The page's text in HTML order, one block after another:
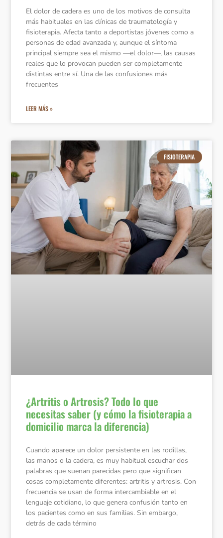
El dolor de cadera es uno de los motivos de consulta
más habituales en las clínicas de traumatología y
fisioterapia. Afecta tanto a deportistas jóvenes como a
personas de edad avanzada y, aunque el síntoma
principal siempre sea el mismo —el dolor—, las causas
reales que lo provocan pueden ser completamente
distintas entre sí. Una de las confusiones más
frecuentes
LEER MÁS »
FISIOTERAPIA
¿Artritis o Artrosis? Todo lo que
necesitas saber (y cómo la fisioterapia a
domicilio marca la diferencia)
Cuando aparece un dolor persistente en las rodillas,
las manos o la cadera, es muy habitual escuchar dos
palabras que suenan parecidas pero que significan
cosas completamente diferentes: artritis y artrosis. Con
frecuencia se usan de forma intercambiable en el
lenguaje cotidiano, lo que genera confusión tanto en
los pacientes como en sus familias. Sin embargo,
detrás de cada término